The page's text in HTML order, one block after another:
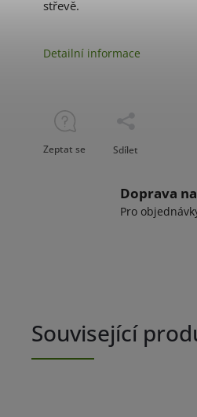
střevě.
Detailní informace
Zeptat se Sdílet
Doprava
Pro
Související